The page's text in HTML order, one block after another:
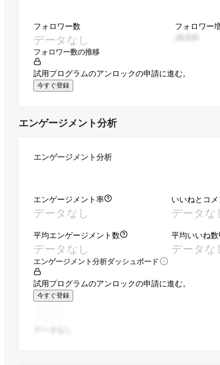
フォロワー数
データなし
フォロワー
フォロワー数の推移
試用プログラムのアンロックの申請に進む。
今すぐ登録
エンゲージメント分析
エンゲージメント分析
エンゲージメント率
データなし
いいねとコ
データな
平均エンゲージメント数
データなし
平均いいね数
データな
エンゲージメント分析ダッシュボード
試用プログラムのアンロックの申請に進む。
今すぐ登録